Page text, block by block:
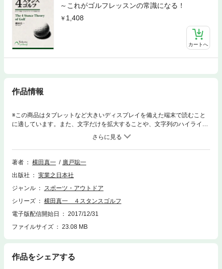
～これがゴルフレッスンの常識になる！
1,408
カートへ
作品情報
※この商品はタブレットなど大きいディスプレイを備えた端末で読むこと
に適しています。また、文字だけを拡大することや、文字列のハイライ
ト、検索、辞書の参照、引用などの機能が使用できません。4つのタイプ
によって、フィットするスイングや上達への道筋は全然違う！ 世界の常
識を覆す、画期的ゴルフレッスンの決定版。「本来人間のカラダは、生ま
れながらに４つのタイプに分かれている」 コンディショニングトレーナ
真一がまとめあげたゴルフメソッド。それが「４スタンスゴルフ」。グリ
ップからアドレス、プレショットルーティーンやスイング、パッティング
が見事に解消し、遠回りのない上達の道筋を明らかにしてくれる、画期的
なゴルフメソッドがついに誕生!!
著者 横田真一
廣戸聡一
出版社
実業之日本社
ジャンル
スポーツ・アウトドア
シリーズ
横田真一 ４スタンスゴルフ
電子版配信開始日
2017/12/31
ファイルサイズ
23.08 MB
作品をシェアする